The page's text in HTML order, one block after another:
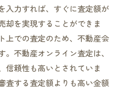
入力すれば、すぐに査定額が
却を実現することができま
上での査定のため、不動産会
不動産オンライン査定は、
信頼性も高いとされていま
査する査定額よりも高い金額